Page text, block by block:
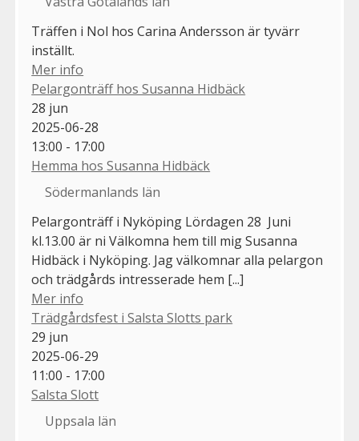
Träffen i Nol hos Carina Andersson är tyvärr
inställt.
Mer info
Pelargonträff hos Susanna Hidbäck
28 jun
2025-06-28
13:00 - 17:00
Hemma hos Susanna Hidbäck
Södermanlands län
Pelargonträff i Nyköping Lördagen 28 Juni
kl.13.00 är ni Välkomna hem till mig Susanna
Hidbäck i Nyköping. Jag välkomnar alla pelargon
och trädgårds intresserade hem [...]
Mer info
Trädgårdsfest i Salsta Slotts park
29 jun
2025-06-29
11:00 - 17:00
Salsta Slott
Uppsala län